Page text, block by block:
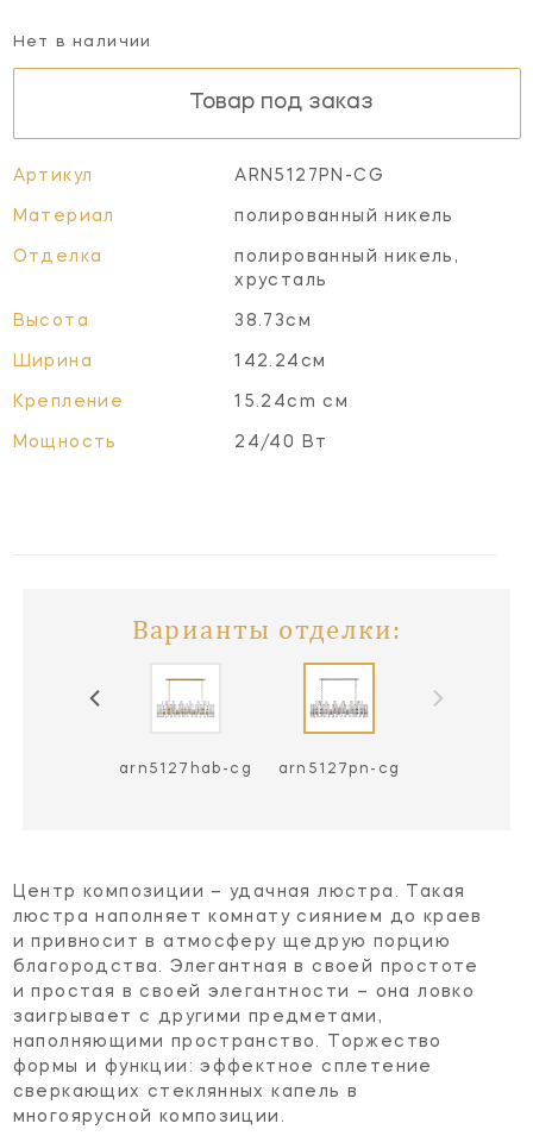
Нет в наличии
Товар под заказ
Артикул ARN5127PN-CG
Материал полированный никель
Отделка
полированный никель,
хрусталь
Высота 38.73см
Ширина 142.24см
Крепление 15.24cm см
Мощность 24/40 Вт
Варианты отделки:
arn5127hab-cg arn5127pn-cg
Центр композиции – удачная люстра. Такая
люстра наполняет комнату сиянием до краев
и привносит в атмосферу щедрую порцию
благородства. Элегантная в своей простоте
и простая в своей элегантности – она ловко
заигрывает с другими предметами,
наполняющими пространство. Торжество
формы и функции: эффектное сплетение
сверкающих стеклянных капель в
многоярусной композиции.